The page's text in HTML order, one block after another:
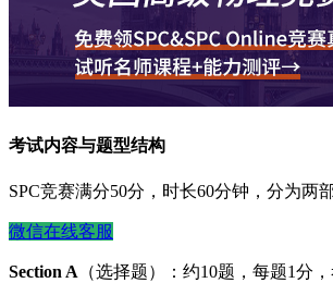
考试内容与题型结构
SPC竞赛满分50分，时长60分钟，分为两
微信在线客服
Section A （选择题）：约10题，每题1分